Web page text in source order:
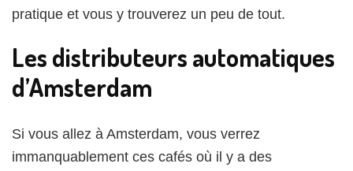
pratique et vous y trouverez un peu de tout.
Les distributeurs automatiques
d’Amsterdam
Si vous allez à Amsterdam, vous verrez
immanquablement ces cafés où il y a des